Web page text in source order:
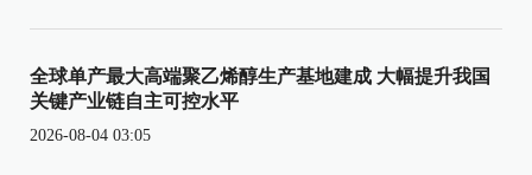
全球单产最大高端聚乙烯醇生产基地建成 大幅提升我国
关键产业链自主可控水平
2026-08-04 03:05